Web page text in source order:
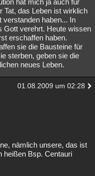
hat mich ja auch für
Tat, das Leben ist wirklich
verstanden haben... In
Gott verehrt. Heute wissen
erschaffen haben.
sie die Bausteine für
sterben, geben sie die
neues Leben.
01.08.2009 um 02:28
nämlich unsere, das ist
heißen Bsp. Centauri